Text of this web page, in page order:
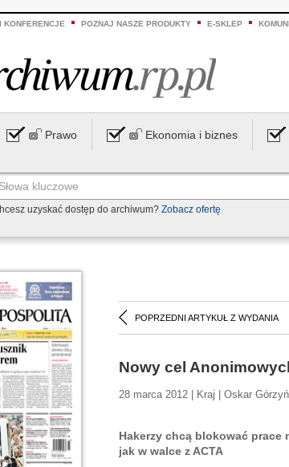
KONFERENCJE POZNAJ NASZE PRODUKTY E-SKLEP
Prawo Ekonomia i biznes
uzyskać dostęp do archiwum? Zobacz ofertę
POPRZEDNI ARTYKUŁ Z WYDANIA
Nowy cel
28 marca 2012 | Kraj | Oskar
Hakerzy chcą blokować
jak w walce z ACTA